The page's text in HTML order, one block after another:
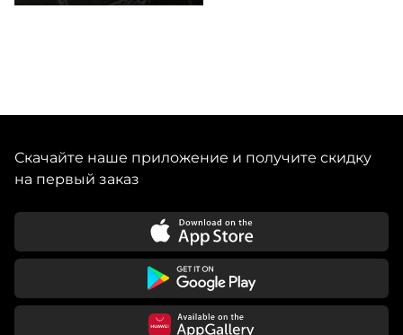
Скачайте наше приложение и получите скидку
на первый заказ